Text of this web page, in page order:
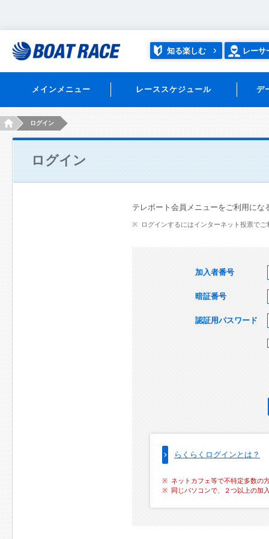
知る楽しむ レーサ
メインメニュー レーススケジュール デ
HOMEログイン
ログイン
テレボート会員メニューをご利用にな
ログインするにはインターネット投票で
加入者番号
暗証番号
認証用パスワード
らくらくログインとは？
ネットカフェ等で不特定多数の
同じパソコンで、２つ以上の加